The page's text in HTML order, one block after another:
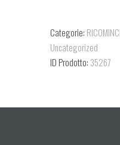
Categorie:
Uncategorized
ID Prodotto: 35267